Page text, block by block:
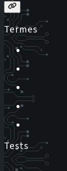
Termes
Tests